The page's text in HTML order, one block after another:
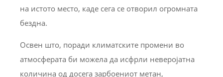
на истото место, каде сега се отворил огромната
бездна.
Освен што, поради климатските промени во
атмосферата би можела да исфрли неверојатна
количина од досега зарбоениот метан,